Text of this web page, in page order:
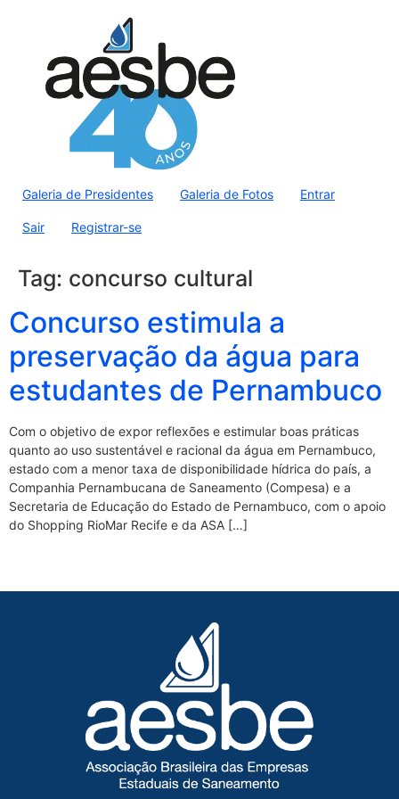
Galeria de Presidentes Galeria de Fotos Entrar
Sair Registrar-se
Tag: concurso cultural
Concurso estimula a
preservação da água para
estudantes de Pernambuco
Com o objetivo de expor reflexões e estimular boas práticas
quanto ao uso sustentável e racional da água em Pernambuco,
estado com a menor taxa de disponibilidade hídrica do país, a
Companhia Pernambucana de Saneamento (Compesa) e a
Secretaria de Educação do Estado de Pernambuco, com o apoio
do Shopping RioMar Recife e da ASA […]